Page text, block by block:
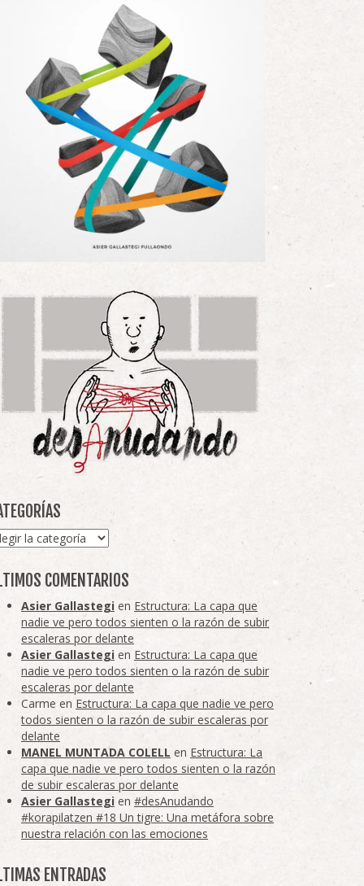
COMENTARIOS
Asier Gallastegi en Estructura: La capa que
nadie ve pero todos sienten o la razón de subir
escaleras por delante
Asier Gallastegi en Estructura: La capa que
nadie ve pero todos sienten o la razón de subir
escaleras por delante
Carme en Estructura: La capa que nadie ve pero
todos sienten o la razón de subir escaleras por
delante
MANEL MUNTADA COLELL en Estructura: La
capa que nadie ve pero todos sienten o la razón
de subir escaleras por delante
Asier Gallastegi en #desAnudando
#korapilatzen #18 Un tigre: Una metáfora sobre
nuestra relación con las emociones
ENTRADAS